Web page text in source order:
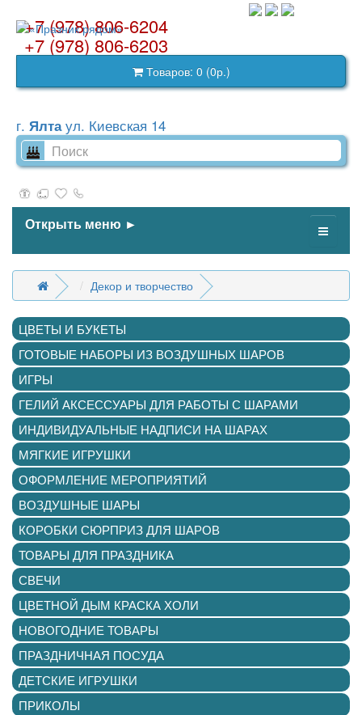
+7 (978) 806-6204
+7 (978) 806-6203
Товаров: 0 (0р.)
г. Ялтаул. Киевская 14
Открыть меню ►
Декор и творчество
ЦВЕТЫ И БУКЕТЫ
ГОТОВЫЕ НАБОРЫ ИЗ ВОЗДУШНЫХ ШАРОВ
ИГРЫ
ГЕЛИЙ АКСЕССУАРЫ ДЛЯ РАБОТЫ С ШАРАМИ
ИНДИВИДУАЛЬНЫЕ НАДПИСИ НА ШАРАХ
МЯГКИЕ ИГРУШКИ
ОФОРМЛЕНИЕ МЕРОПРИЯТИЙ
ВОЗДУШНЫЕ ШАРЫ
КОРОБКИ СЮРПРИЗ ДЛЯ ШАРОВ
ТОВАРЫ ДЛЯ ПРАЗДНИКА
СВЕЧИ
ЦВЕТНОЙ ДЫМ КРАСКА ХОЛИ
НОВОГОДНИЕ ТОВАРЫ
ПРАЗДНИЧНАЯ ПОСУДА
ДЕТСКИЕ ИГРУШКИ
ПРИКОЛЫ